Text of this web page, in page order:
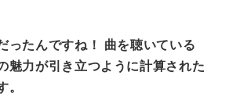
たんですね！ 曲を聴いている
魅力が引き立つように計算された